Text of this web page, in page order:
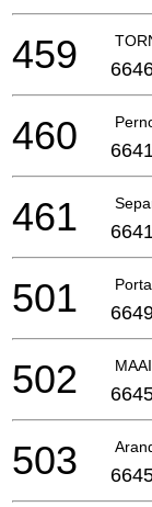
459
460
461
501
502
503